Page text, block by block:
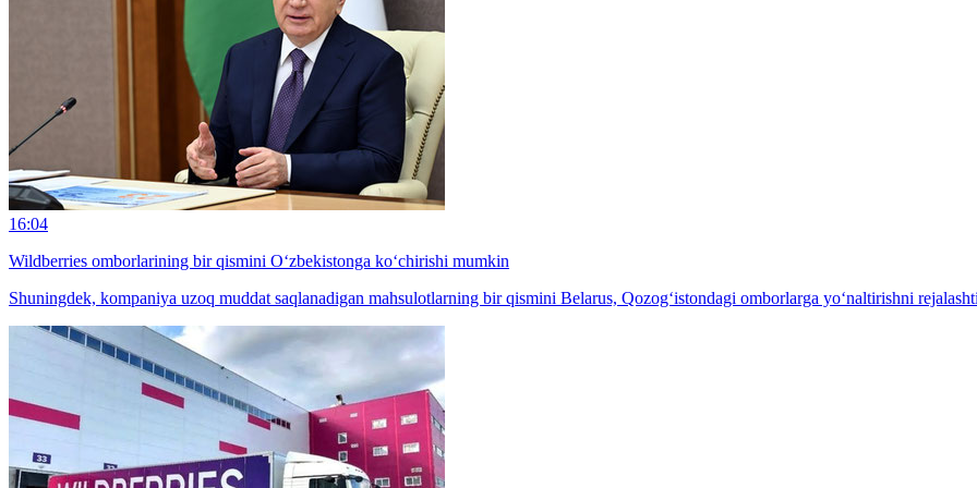
16:04
Wildberries omborlarining bir qismini O‘zbekistonga ko‘chirishi mumkin
Shuningdek, kompaniya uzoq muddat saqlanadigan mahsulotlarning bir qismini Belarus, Qozog‘istondagi omborlarga yo‘naltirishni